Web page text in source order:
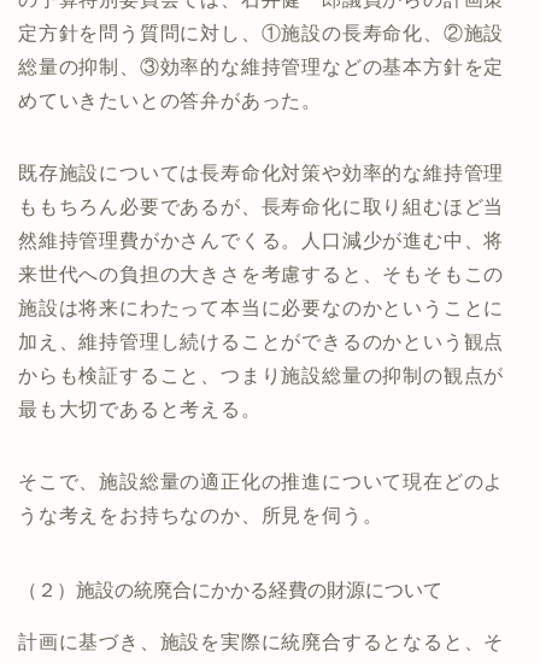
定方針を問う質問に対し、①施設の長寿命化、②施設
総量の抑制、③効率的な維持管理などの基本方針を定
めていきたいとの答弁があった。
既存施設については長寿命化対策や効率的な維持管理
ももちろん必要であるが、長寿命化に取り組むほど当
然維持管理費がかさんでくる。人口減少が進む中、将
来世代への負担の大きさを考慮すると、そもそもこの
施設は将来にわたって本当に必要なのかということに
加え、維持管理し続けることができるのかという観点
からも検証すること、つまり施設総量の抑制の観点が
最も大切であると考える。
そこで、施設総量の適正化の推進について現在どのよ
うな考えをお持ちなのか、所見を伺う。
（２）施設の統廃合にかかる経費の財源について
計画に基づき、施設を実際に統廃合するとなると、そ